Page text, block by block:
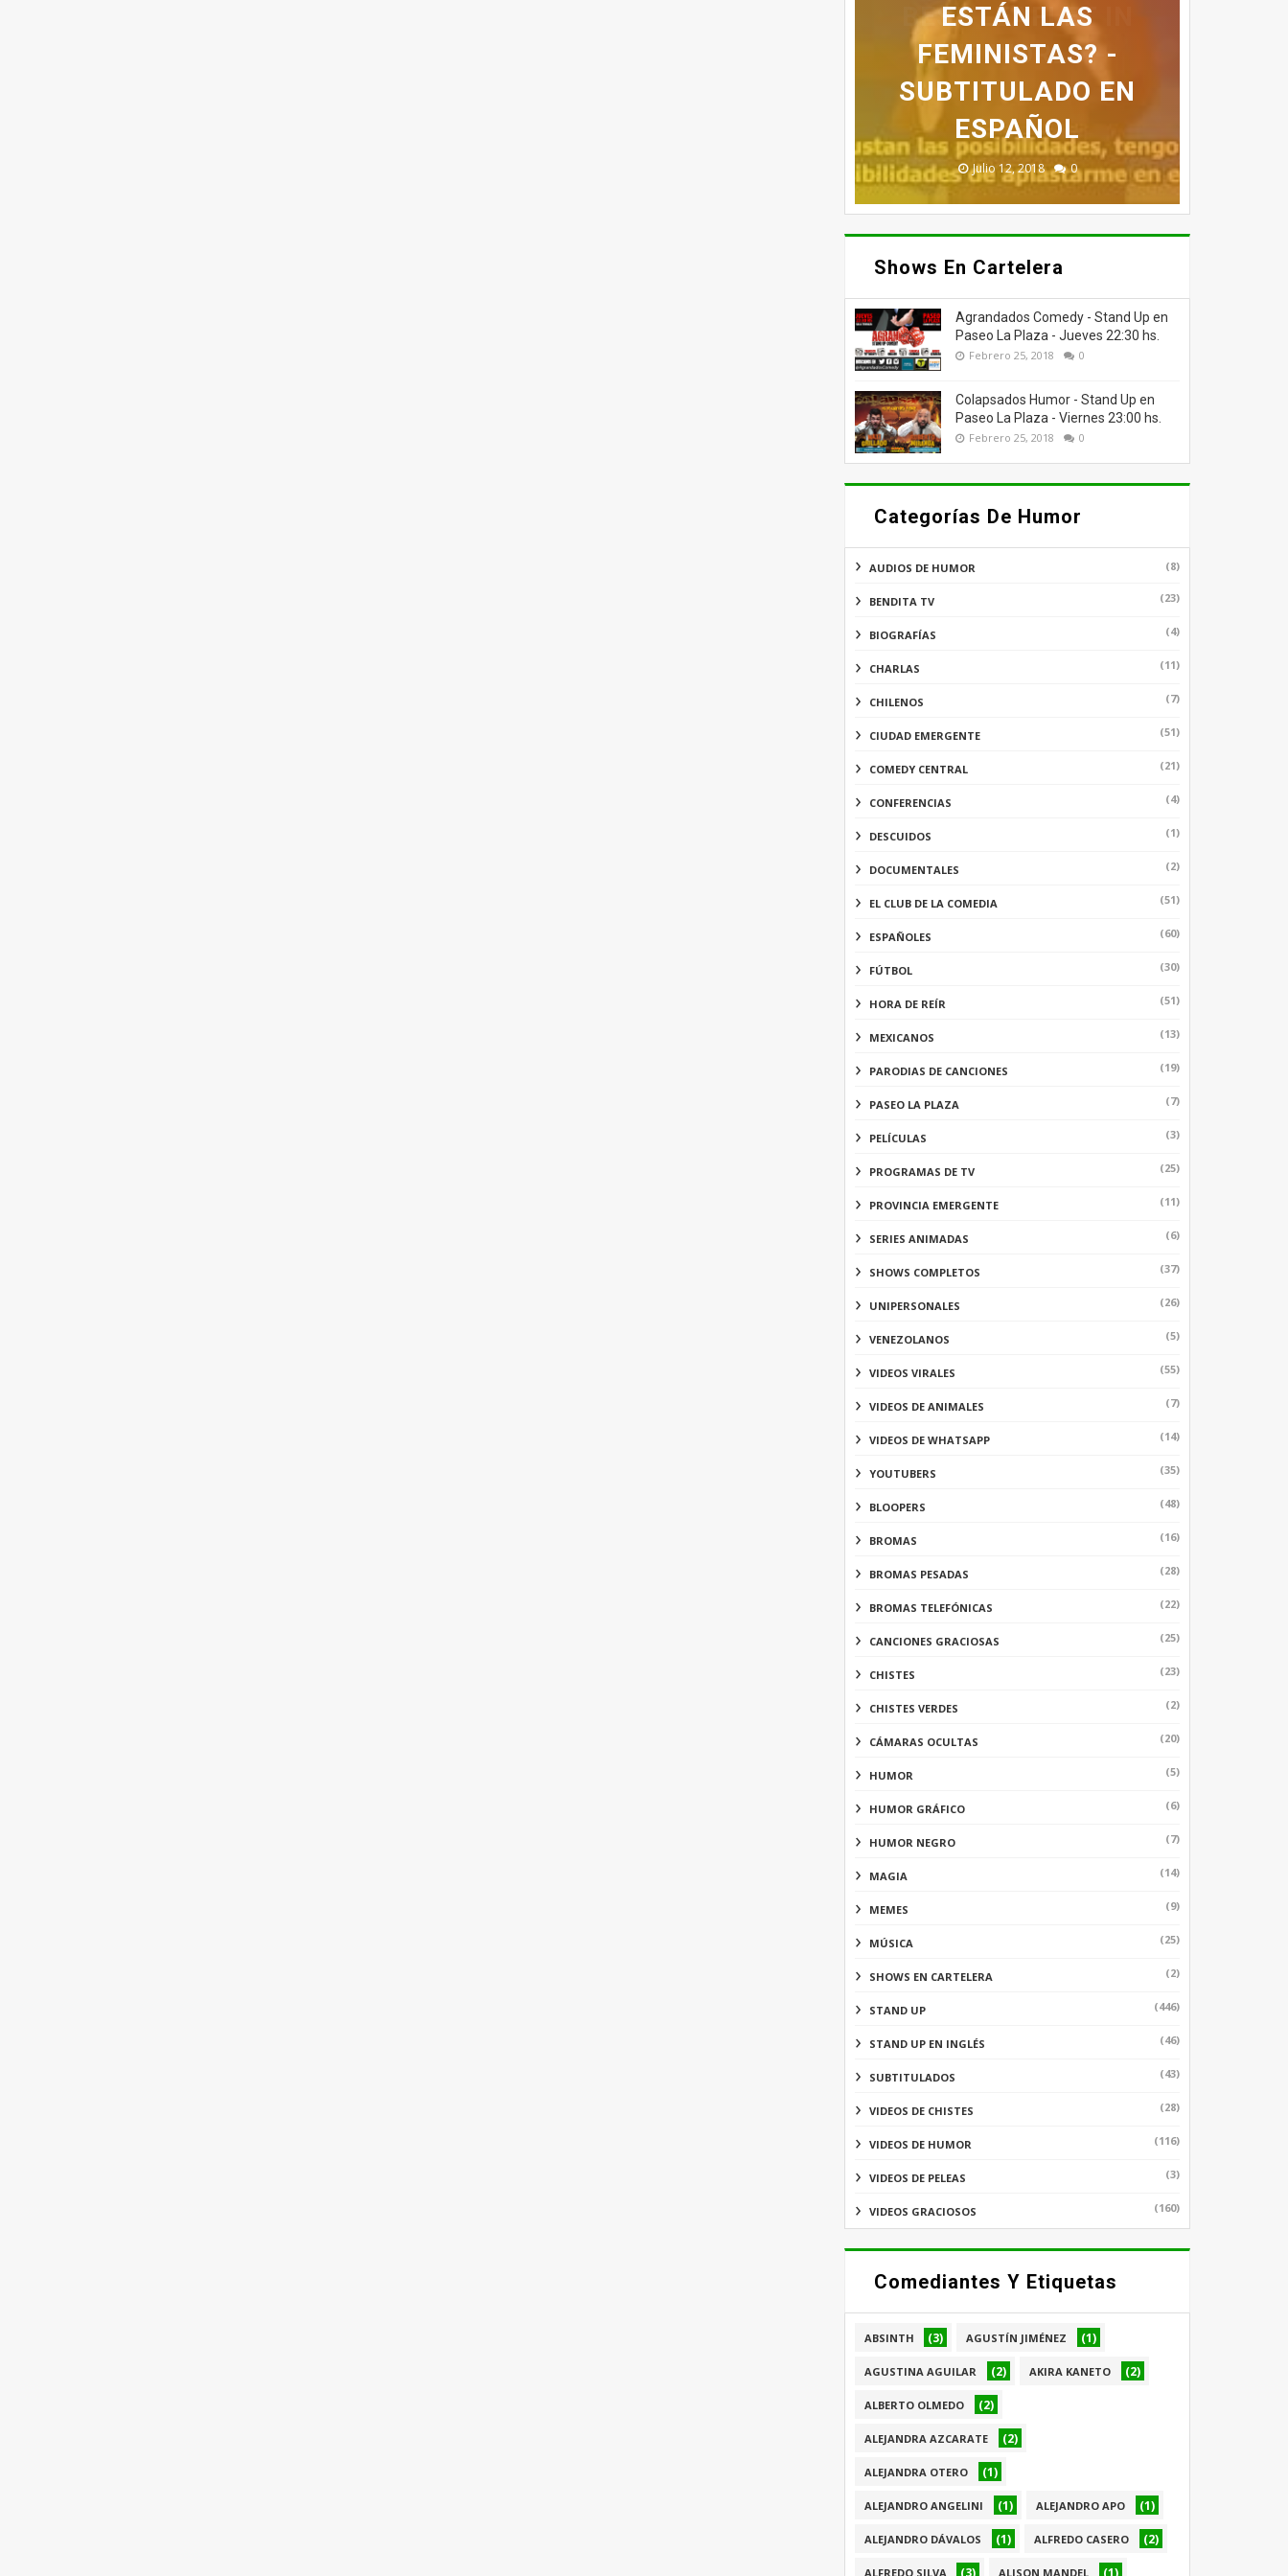
ESTÁN LAS
FEMINISTAS? -
SUBTITULADO EN
ESPAÑOL
Julio 12, 2018 0
BEST LEAFLET IN
THE WORLD -
SUBTITULADO EN
ESPAÑOL
Julio 12, 2018 0
FOR LAUGHS -
STAND UP
SUBTITULADO EN
ESPAÑOL
Mayo 29, 2018 0
EN HBO SPECIAL -
STAND UP
SUBTITULADO EN
ESPAÑOL
Mayo 10, 2018 0
BILL BURR EN
ESPAÑOL - NOT TO
HIT A WOMAN
Abril 25, 2018 0
Shows En Cartelera
Agrandados Comedy - Stand Up en
Paseo La Plaza - Jueves 22:30 hs.
Febrero 25, 2018 0
Colapsados Humor - Stand Up en
Paseo La Plaza - Viernes 23:00 hs.
Febrero 25, 2018 0
Categorías De Humor
AUDIOS DE HUMOR (8)
BENDITA TV (23)
BIOGRAFÍAS (4)
CHARLAS (11)
CHILENOS (7)
CIUDAD EMERGENTE (51)
COMEDY CENTRAL (21)
CONFERENCIAS (4)
DESCUIDOS (1)
DOCUMENTALES (2)
EL CLUB DE LA COMEDIA (51)
ESPAÑOLES (60)
FÚTBOL (30)
HORA DE REÍR (51)
MEXICANOS (13)
PARODIAS DE CANCIONES (19)
PASEO LA PLAZA (7)
PELÍCULAS (3)
PROGRAMAS DE TV (25)
PROVINCIA EMERGENTE (11)
SERIES ANIMADAS (6)
SHOWS COMPLETOS (37)
UNIPERSONALES (26)
VENEZOLANOS (5)
VIDEOS VIRALES (55)
VIDEOS DE ANIMALES (7)
VIDEOS DE WHATSAPP (14)
YOUTUBERS (35)
BLOOPERS (48)
BROMAS (16)
BROMAS PESADAS (28)
BROMAS TELEFÓNICAS (22)
CANCIONES GRACIOSAS (25)
CHISTES (23)
CHISTES VERDES (2)
CÁMARAS OCULTAS (20)
HUMOR (5)
HUMOR GRÁFICO (6)
HUMOR NEGRO (7)
MAGIA (14)
MEMES (9)
MÚSICA (25)
SHOWS EN CARTELERA (2)
STAND UP (446)
STAND UP EN INGLÉS (46)
SUBTITULADOS (43)
VIDEOS DE CHISTES (28)
VIDEOS DE HUMOR (116)
VIDEOS DE PELEAS (3)
VIDEOS GRACIOSOS (160)
Comediantes Y Etiquetas
ABSINTH (3) AGUSTÍN JIMÉNEZ (1)
AGUSTINA AGUILAR (2) AKIRA KANETO (2)
ALBERTO OLMEDO (2)
ALEJANDRA AZCARATE (2)
ALEJANDRA OTERO (1)
ALEJANDRO ANGELINI (1) ALEJANDRO APO (1)
ALEJANDRO DÁVALOS (1) ALFREDO CASERO (2)
ALFREDO SILVA (3) ALISON MANDEL (1)